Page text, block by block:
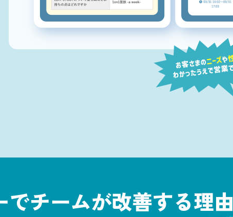
チームが改善する理由